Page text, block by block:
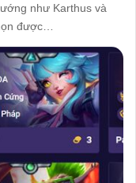
như Karthus và
được…